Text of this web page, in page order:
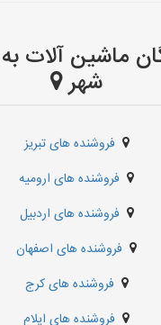
ماشین آلات
شهر
فروشنده های تبریز
فروشنده های ارومیه
فروشنده های اردبیل
فروشنده های اصفهان
فروشنده های کرج
فروشنده های ایلام